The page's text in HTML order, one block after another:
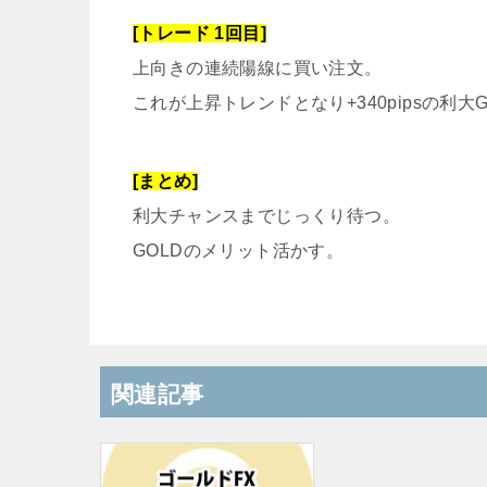
[トレード 1回目]
上向きの連続陽線に買い注文。
これが上昇トレンドとなり+340pipsの利大
[まとめ]
利大チャンスまでじっくり待つ。
GOLDのメリット活かす。
関連記事